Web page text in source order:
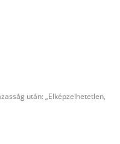
után: „Elképzelhetetlen,